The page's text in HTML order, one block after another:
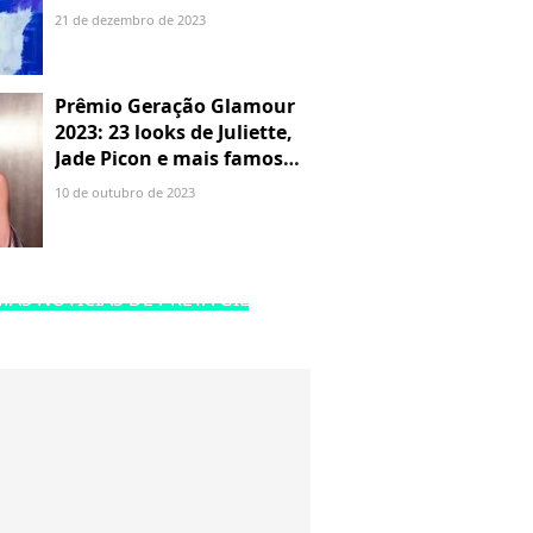
Colin e mais famosos no
21 de dezembro de 2023
Prêmio Geração Glamour
2023: 23 looks de Juliette,
Jade Picon e mais famosas
no tapete vermelho
10 de outubro de 2023
NOTÍCIAS DE PRETA GIL